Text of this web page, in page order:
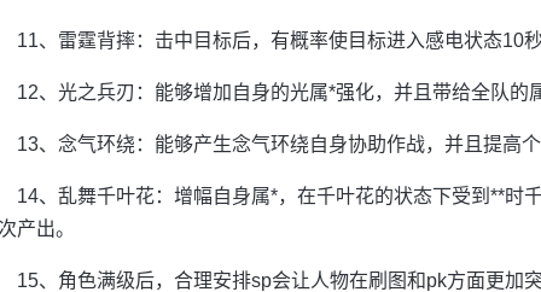
11、雷霆背摔：击中目标后，有概率使目标进入感电状态10
12、光之兵刃：能够增加自身的光属*强化，并且带给全队的
13、念气环绕：能够产生念气环绕自身协助作战，并且提高
14、乱舞千叶花：增幅自身属*，在千叶花的状态下受到**时
产出。
15、角色满级后，合理安排sp会让人物在刷图和pk方面更加